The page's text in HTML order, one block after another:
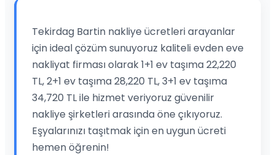
Tekirdag Bartin nakliye ücretleri arayanlar
için ideal çözüm sunuyoruz kaliteli evden eve
nakliyat firması olarak 1+1 ev taşıma 22,220
TL, 2+1 ev taşıma 28,220 TL, 3+1 ev taşıma
34,720 TL ile hizmet veriyoruz güvenilir
nakliye şirketleri arasında öne çıkıyoruz.
Eşyalarınızı taşıtmak için en uygun ücreti
hemen öğrenin!